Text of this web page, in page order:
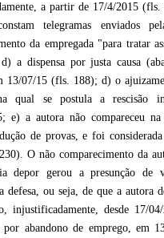
a partir de 17/4/2015
telegramas enviados
da empregada "para tratar
a dispensa por justa causa
13/07/15 (fls. 188); d) o
qual se postula a rescisão
e) a autora não compareceu na
de provas, e foi considerada
O não comparecimento da
depor gerou a presunção de
defesa, ou seja, de que a autora
injustificadamente, desde 17/
por abandono de emprego, em